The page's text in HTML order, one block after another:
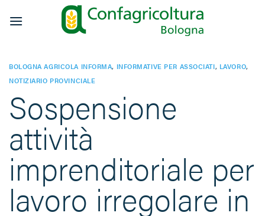
BOLOGNA AGRICOLA INFORMA, INFORMATIVE PER ASSOCIATI, LAVORO,
NOTIZIARIO PROVINCIALE
Sospensione
attività
imprenditoriale per
lavoro irregolare in